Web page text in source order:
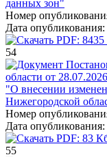
данных зон"
Номер
Дата опубликования:
PDF:
54
области от
"О внесении
Нижегородской
Номер
Дата опубликования:
PDF: 83
55